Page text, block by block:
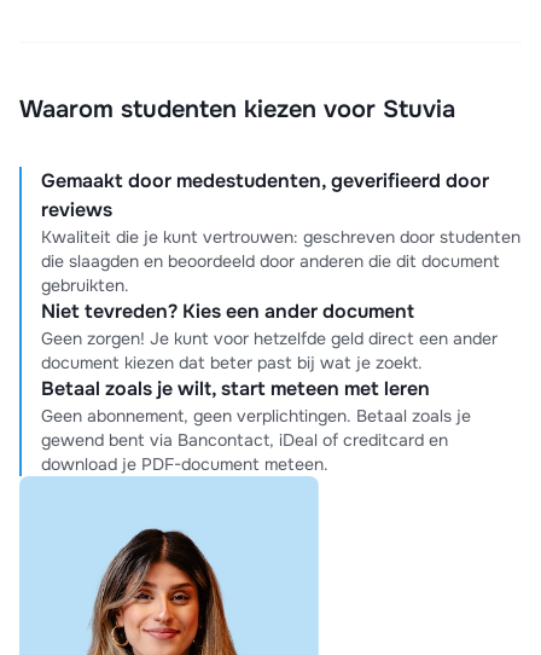
Waarom studenten kiezen voor Stuvia
Gemaakt door medestudenten, geverifieerd door
reviews
Kwaliteit die je kunt vertrouwen: geschreven door studenten
die slaagden en beoordeeld door anderen die dit document
gebruikten.
Niet tevreden? Kies een ander document
Geen zorgen! Je kunt voor hetzelfde geld direct een ander
document kiezen dat beter past bij wat je zoekt.
Betaal zoals je wilt, start meteen met leren
Geen abonnement, geen verplichtingen. Betaal zoals je
gewend bent via Bancontact, iDeal of creditcard en
download je PDF-document meteen.